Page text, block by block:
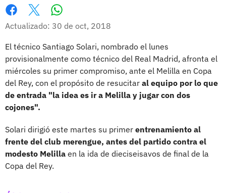
Facebook
X
Actualizado: 30 de oct, 2018
El técnico Santiago Solari, nombrado el lunes
provisionalmente como técnico del Real Madrid, afronta el
miércoles su primer compromiso, ante el Melilla en Copa
del Rey, con el propósito de resucitar al equipo por lo que
de entrada "la idea es ir a Melilla y jugar con dos
cojones".
Solari dirigió este martes su primer entrenamiento al
frente del club merengue, antes del partido contra el
modesto Melilla en la ida de dieciseisavos de final de la
Copa del Rey.